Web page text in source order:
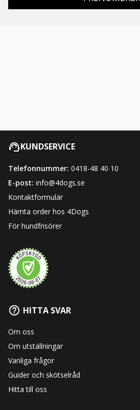
KUNDSERVICE
Telefonnummer: 0418-48 40 10
E-post: info@4dogs.se
Kontaktformulär
Hämta order hos 4Dogs
För hundfrisörer
HITTA SVAR
Om oss
Om utställningar
Vanliga frågor
Guider och skötselråd
Hitta till oss